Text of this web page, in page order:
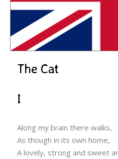
The Cat
I
Along my brain there walks,
As though in its own home,
A lovely, strong and sweet